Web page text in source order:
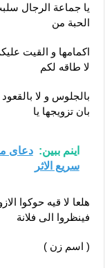
یا جماعة الرجال
الحبة من
اکمامها و القیت
لا طاقه لکم
بالجلوس و لا
بان تزویجها یا
اینم ببین: دعای
سریع الاثر
هلعا لا قیه حوکوا
فینظروا الی فلانة
( اسم زن )